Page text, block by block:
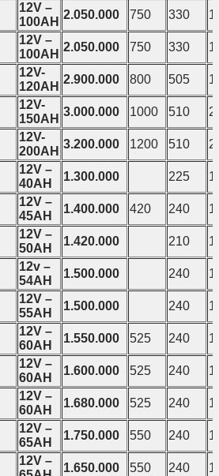
12V –
100AH
2.050.000 750 330
12V –
100AH
2.050.000 750 330
12V-
120AH
2.900.000 800 505
12V-
150AH
3.000.000 1000 510
12V-
200AH
3.200.000 1200 510
12V –
40AH
1.300.000 225
12V –
45AH
1.400.000 420 240
12V –
50AH
1.420.000 210
12v –
54AH
1.500.000 240
12V –
55AH
1.500.000 240
12V –
60AH
1.550.000 525 240
12V –
60AH
1.600.000 525 240
12V –
60AH
1.680.000 525 240
12V –
65AH
1.750.000 550 240
12V –
1.650.000 550 240